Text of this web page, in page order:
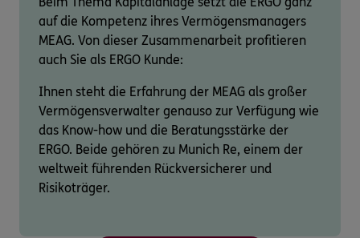
auf die Kompetenz ihres Vermögensmanagers
MEAG. Von dieser Zusammenarbeit profitieren
auch Sie als ERGO Kunde:
Ihnen steht die Erfahrung der MEAG als großer
Vermögensverwalter genauso zur Verfügung wie
das Know-how und die Beratungsstärke der
ERGO. Beide gehören zu Munich Re, einem der
weltweit führenden Rückversicherer und
Risikoträger.